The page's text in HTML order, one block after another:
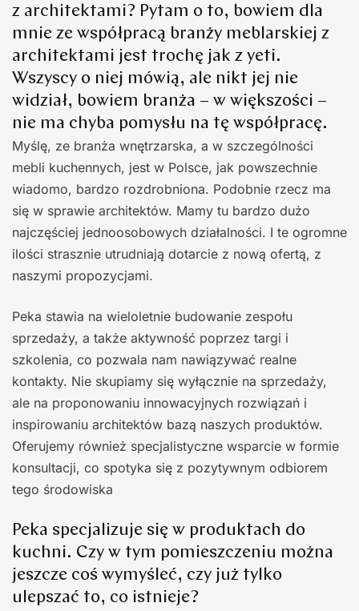
z architektami? Pytam o to, bowiem dla
mnie ze współpracą branży meblarskiej z
architektami jest trochę jak z yeti.
Wszyscy o niej mówią, ale nikt jej nie
widział, bowiem branża – w większości –
nie ma chyba pomysłu na tę współpracę.
Myślę, ze branża wnętrzarska, a w szczególności
mebli kuchennych, jest w Polsce, jak powszechnie
wiadomo, bardzo rozdrobniona. Podobnie rzecz ma
się w sprawie architektów. Mamy tu bardzo dużo
najczęściej jednoosobowych działalności. I te ogromne
ilości strasznie utrudniają dotarcie z nową ofertą, z
naszymi propozycjami.
Peka stawia na wieloletnie budowanie zespołu
sprzedaży, a także aktywność poprzez targi i
szkolenia, co pozwala nam nawiązywać realne
kontakty. Nie skupiamy się wyłącznie na sprzedaży,
ale na proponowaniu innowacyjnych rozwiązań i
inspirowaniu architektów bazą naszych produktów.
Oferujemy również specjalistyczne wsparcie w formie
konsultacji, co spotyka się z pozytywnym odbiorem
tego środowiska
Peka specjalizuje się w produktach do
kuchni. Czy w tym pomieszczeniu można
jeszcze coś wymyśleć, czy już tylko
ulepszać to, co istnieje?